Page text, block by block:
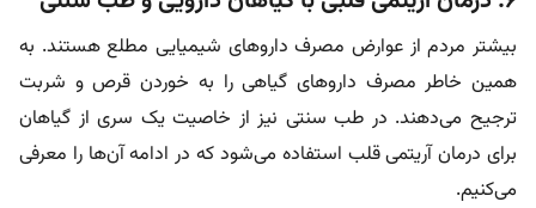
بیشتر مردم از عوارض مصرف دارو‌های شیمیایی مطلع هستند. به
همین خاطر مصرف دارو‌های گیاهی را به خوردن قرص و شربت
ترجیح می‌دهند. در طب سنتی نیز از خاصیت یک سری از گیاهان
برای درمان آریتمی قلب استفاده می‌شود که در ادامه آن‌ها را معرفی
می‌کنیم.